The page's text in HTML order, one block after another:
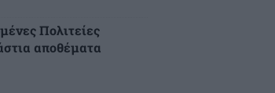
Πολιτείες
αποθέματα